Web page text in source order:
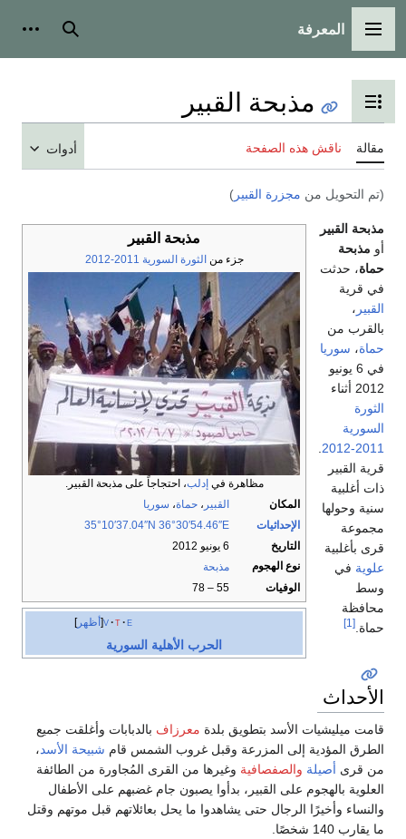
القائمة الرئيسية
المعرفة بحث
تبديل عرض جدول المحتويات
مذبحة القبير
مقالة ناقش هذه الصفحة أدوات
(تم التحويل من مجزرة القبير )
مذبحة القبير
جزء من الثورة السورية 2011-2012
مظاهرة في إدلب، احتجاجاً على مذبحة القبير.
المكان
القبير ، حماة، سوريا
الإحداثيات
35°10′37.04″N 36°30′54.46″E
التاريخ
6 يونيو 2012
نوع الهجوم
مذبحة
الوفيات
55 – 78
أظهر v t e
الحرب الأهلية السورية
مذبحة القبير
أو مذبحة
حماة، حدثت
في قرية
القبير ،
بالقرب من
حماة، سوريا
في 6 يونيو
2012 أثناء
الثورة
السورية
2011-2012
قرية القبير
ذات أغلبية
سنية وحولها
مجموعة
قرى بأغلبية
علوية في
وسط
محافظة
حماة. [1]
الأحداث
قامت ميليشيات الأسد بتطويق بلدة معرزاف بالدبابات وأغلقت جميع
الطرق المؤدية إلى المزرعة وقبل غروب الشمس قام شبيحة الأسد،
من قرى أصيلة والصفصافية وغيرها من القرى المُجاورة من الطائفة
العلوية بالهجوم على القبير، بدأوا يصبون جام غضبهم على الأطفال
والنساء وأخيرًا الرجال حتى يشاهدوا ما يحل بعائلاتهم قبل موتهم وقتل
ما يقارب 140 شخصًا.